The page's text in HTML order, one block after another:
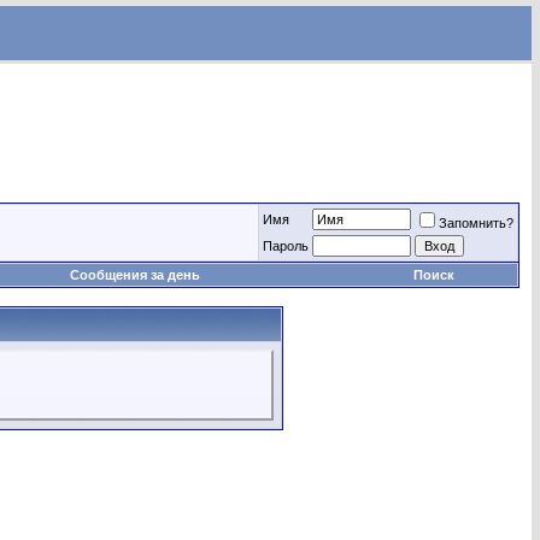
Имя
Запомнить?
Пароль
Сообщения за день Поиск